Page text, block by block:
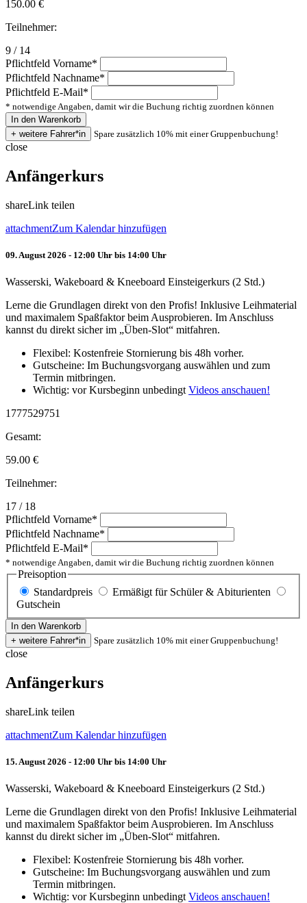
150.00 €
Teilnehmer:
9 / 14
Pflichtfeld Vorname*
Pflichtfeld Nachname*
Pflichtfeld E-Mail*
* notwendige Angaben, damit wir die Buchung richtig zuordnen können
Spare zusätzlich 10% mit einer Gruppenbuchung!
close
Anfängerkurs
shareLink teilen
attachmentZum Kalendar hinzufügen
09. August 2026 - 12:00 Uhr bis 14:00 Uhr
Wasserski, Wakeboard & Kneeboard Einsteigerkurs (2 Std.)
Lerne die Grundlagen direkt von den Profis! Inklusive Leihmaterial
und maximalem Spaßfaktor beim Ausprobieren. Im Anschluss
kannst du direkt sicher im „Üben-Slot“ mitfahren.
Flexibel: Kostenfreie Stornierung bis 48h vorher.
Gutscheine: Im Buchungsvorgang auswählen und zum
Termin mitbringen.
Wichtig: vor Kursbeginn unbedingt Videos anschauen!
1777529751
Gesamt:
59.00 €
Teilnehmer:
17 / 18
Pflichtfeld Vorname*
Pflichtfeld Nachname*
Pflichtfeld E-Mail*
* notwendige Angaben, damit wir die Buchung richtig zuordnen können
Preisoption
Standardpreis
Ermäßigt für Schüler & Abiturienten
Gutschein
Spare zusätzlich 10% mit einer Gruppenbuchung!
close
Anfängerkurs
shareLink teilen
attachmentZum Kalendar hinzufügen
15. August 2026 - 12:00 Uhr bis 14:00 Uhr
Wasserski, Wakeboard & Kneeboard Einsteigerkurs (2 Std.)
Lerne die Grundlagen direkt von den Profis! Inklusive Leihmaterial
und maximalem Spaßfaktor beim Ausprobieren. Im Anschluss
kannst du direkt sicher im „Üben-Slot“ mitfahren.
Flexibel: Kostenfreie Stornierung bis 48h vorher.
Gutscheine: Im Buchungsvorgang auswählen und zum
Termin mitbringen.
Wichtig: vor Kursbeginn unbedingt Videos anschauen!